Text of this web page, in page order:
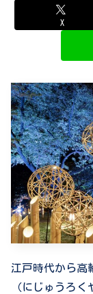
X
江戸時代から高
（にじゅうろ